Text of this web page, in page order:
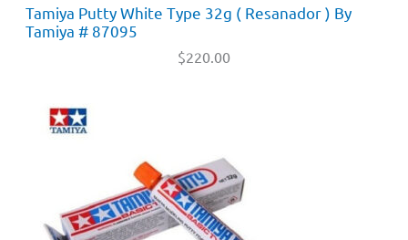
Tamiya Putty White Type 32g ( Resanador ) By
Tamiya # 87095
$220.00